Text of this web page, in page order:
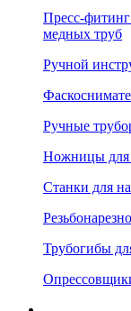
Пресс-
медных труб
Ручной
Ручные
Ножницы для
Станки для
Трубогибы